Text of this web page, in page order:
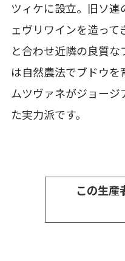
ツィケに設立。旧ソ
ェヴリワインを造って
と合わせ近隣の良質
は自然農法でブドウ
ムツヴァネがジョー
た実力派です。
この生産